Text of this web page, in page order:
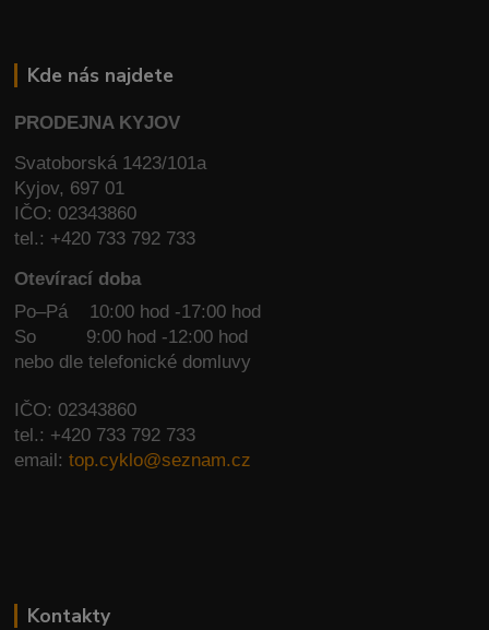
Kde nás najdete
PRODEJNA KYJOV
Svatoborská 1423/101a
Kyjov, 697 01
IČO: 02343860
tel.: +420 733 792 733
Otevírací doba
Po–Pá 10:00 hod -17:00 hod
So
9:00 hod -12:00 hod
nebo dle telefonické domluvy
IČO: 02343860
tel.: +420 733 792 733
email:top.cyklo@seznam.cz
Kontakty